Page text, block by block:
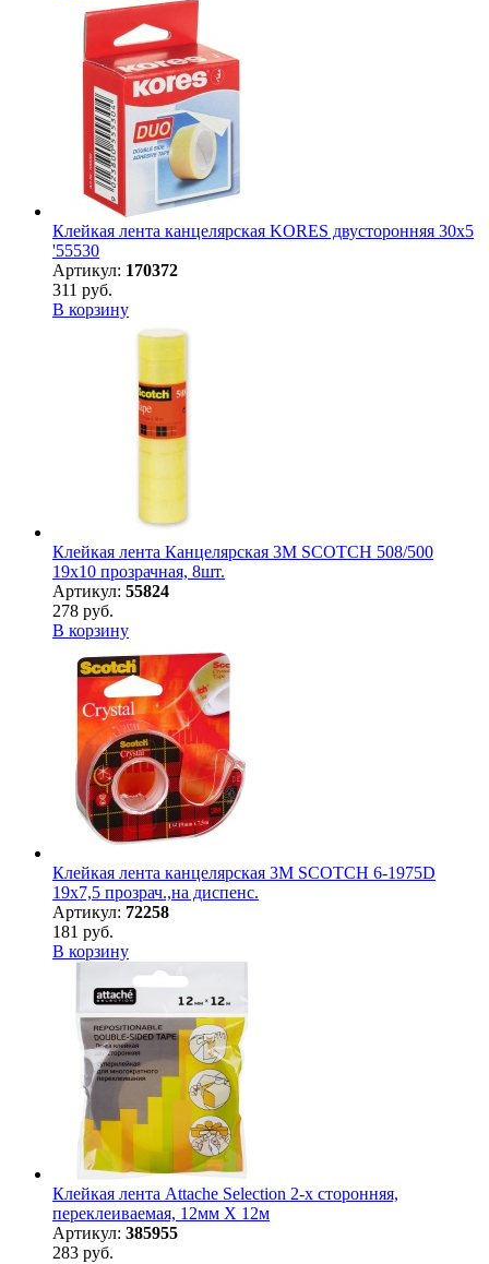
Клейкая лента канцелярская KORES двусторонняя 30х5
'55530
Артикул: 170372
311 руб.
В корзину
Клейкая лента Канцелярская 3M SCOTCH 508/500
19х10 прозрачная, 8шт.
Артикул: 55824
278 руб.
В корзину
Клейкая лента канцелярская 3M SCOTCH 6-1975D
19х7,5 прозрач.,на диспенс.
Артикул: 72258
181 руб.
В корзину
Клейкая лента Attache Selection 2-х сторонняя,
переклеиваемая, 12мм Х 12м
Артикул: 385955
283 руб.